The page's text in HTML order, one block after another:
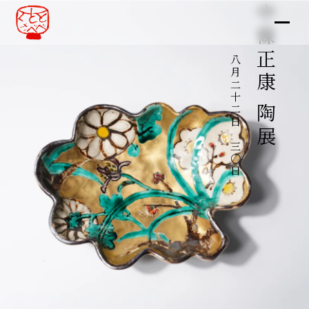
中條正康 陶展
八月二十二日～三〇日